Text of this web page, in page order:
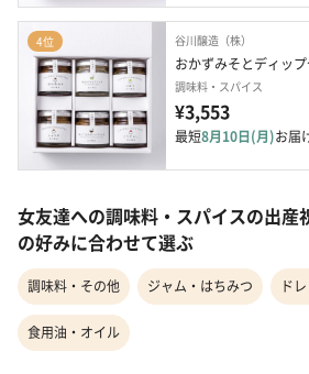
4位 谷川醸造（株）
おかずみそとディップ
調味料・スパイス
¥3,553
最短8月10日(月)お届
女友達への調味料・スパイスの出産
の好みに合わせて選ぶ
調味料・その他 ジャム・はちみつ ド
食用油・オイル